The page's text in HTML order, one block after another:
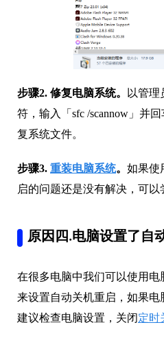
步骤2. 修复电脑系统。
以管理
符，输入「sfc /scannow」并
复系统文件。
步骤3. 重装电脑系统。 如果使
启的问题还是没有解决，可以
原因四.电脑设置了自
在很多电脑中我们可以使用
来设置自动关机重启，如果电
建议检查电脑设置，关闭定时